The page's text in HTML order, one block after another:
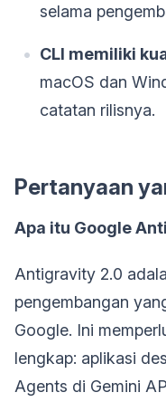
selama
CLI memiliki
macOS dan
catatan rilisnya.
Pertanyaan
Apa itu Google
Antigravity 2.0
pengembangan
Google. Ini
lengkap: aplikasi
Agents di Gemini